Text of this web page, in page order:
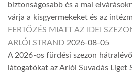
biztonságosabb és a mai
várja a kisgyermekeket és az
FERTŐZÉS MIATT AZ IDEI
ARLÓI STRAND 2026-08-05
A 2026-os fürdési szezon
látogatókat az Arlói Suvadás Liget